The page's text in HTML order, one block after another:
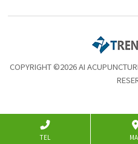
COPYRIGHT ©2026 AI
TEL